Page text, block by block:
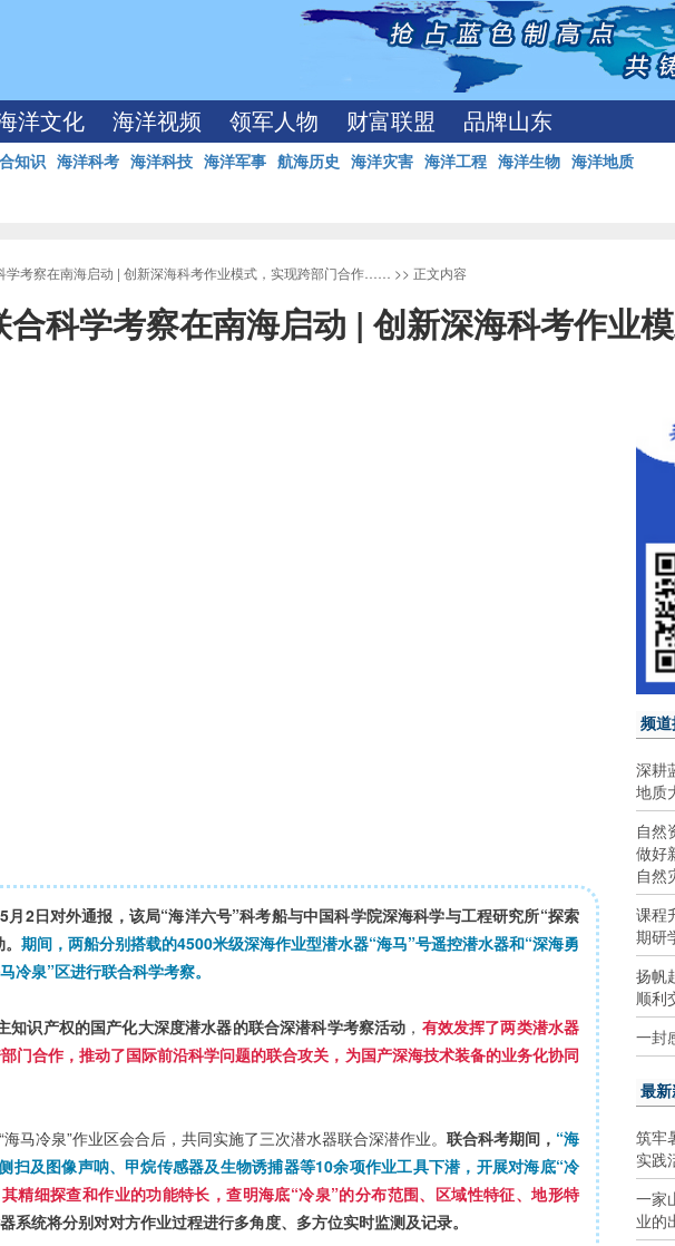
洋文化 海洋视频 领军人物 财富联盟 品牌山东
知识 海洋科考 海洋科技 海洋军事 航海历史 海洋灾害 海洋工程 海洋生物 海洋地质
学考察在南海启动 | 创新深海科考作业模式，实现跨部门合作…… >> 正文内容
科学考察在南海启动 | 创新深海科考作业
2日对外通报，该局“海洋六号”科考船与中国科学院深海科学与工程研究所“探索
期间，两船分别搭载的4500米级深海作业型潜水器“海马”号遥控潜水器和“深海勇
冷泉”区进行联合科学考察。
知识产权的国产化大深度潜水器的联合深潜科学考察活动 ， 有效发挥了两类潜水器
门合作，推动了国际前沿科学问题的联合攻关，为国产深海技术装备的业务化协同
马冷泉”作业区会合后，共同实施了三次潜水器联合深潜作业。 联合科考期间， “海
扫及图像声呐、甲烷传感器及生物诱捕器等10余项作业工具下潜，开展对海底“冷
精细探查和作业的功能特长，查明海底“冷泉”的分布范围、区域性特征、地形特
系统将分别对对方作业过程进行多角度、多方位实时监测及记录。
频
深耕
地质
自然
做好
自然
课程
期研
扬帆
顺利
一封
最
筑牢
实践
一家
业的